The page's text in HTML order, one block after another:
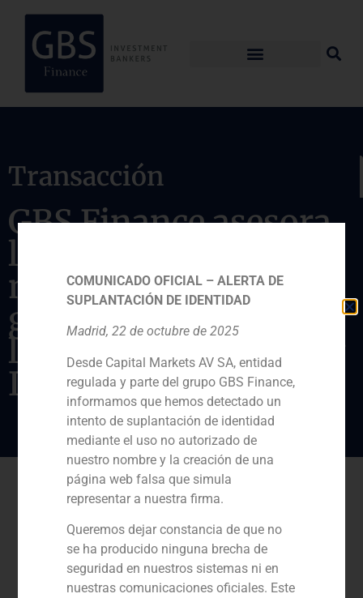
Transacción
GBS Finance asesora
la adquisición
minoritaria de la
gestora de hoteles de
lujo Blasson Property
Investments
COMUNICADO OFICIAL – ALERTA DE
SUPLANTACIÓN DE IDENTIDAD
Madrid, 22 de octubre de 2025
Desde Capital Markets AV SA, entidad
regulada y parte del grupo GBS Finance,
informamos que hemos detectado un
intento de suplantación de identidad
mediante el uso no autorizado de
nuestro nombre y la creación de una
página web falsa que simula
representar a nuestra firma.
Queremos dejar constancia de que no
se ha producido ninguna brecha de
seguridad en nuestros sistemas ni en
nuestras comunicaciones oficiales. Este